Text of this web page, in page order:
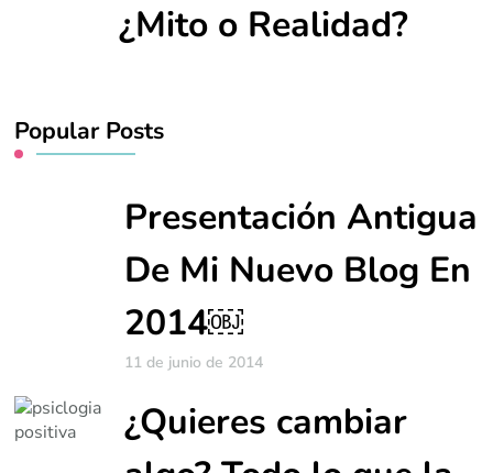
¿Mito o Realidad?
Popular Posts
Presentación Antigua
De Mi Nuevo Blog En
2014￼
11 de junio de 2014
¿Quieres cambiar